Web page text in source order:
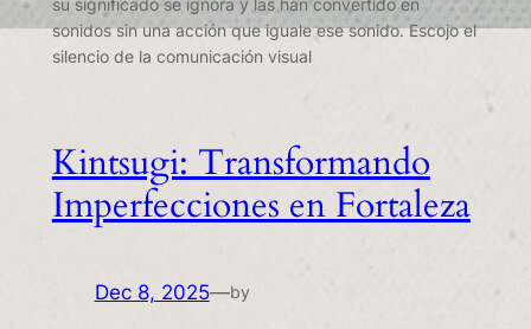
sonidos sin una acción que iguale ese sonido. Escojo el
silencio de la comunicación visual
Kintsugi: Transformando
Imperfecciones en Fortaleza
Dec 8, 2025—by